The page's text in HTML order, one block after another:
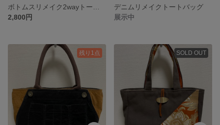
2,800円
デニムリメイクトートバッグ
展示中
残り1点 SOLD OUT